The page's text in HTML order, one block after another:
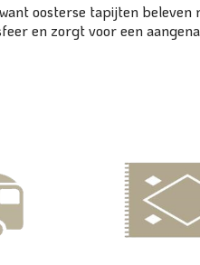
oosterse tapijten
en zorgt voor een